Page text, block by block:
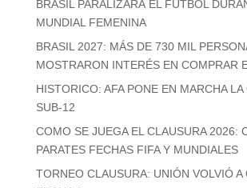
BRASIL PARALIZARÁ EL FUTBOL
MUNDIAL FEMENINA
BRASIL 2027: MÁS DE 730 MIL
MOSTRARON INTERÉS EN COMPRAR
HISTORICO: AFA PONE EN MARCHA LA
SUB-12
COMO SE JUEGA EL CLAUSURA 2026:
PARATES FECHAS FIFA Y MUNDIALES
TORNEO CLAUSURA: UNIÓN VOLVIÓ A